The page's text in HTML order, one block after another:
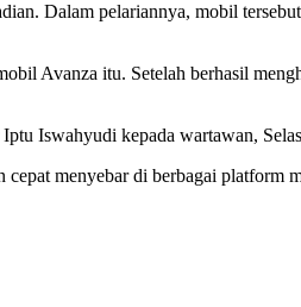
Dalam pelariannya, mobil
Avanza itu. Setelah berhasil
Iswahyudi kepada wartawan,
menyebar di berbagai platform